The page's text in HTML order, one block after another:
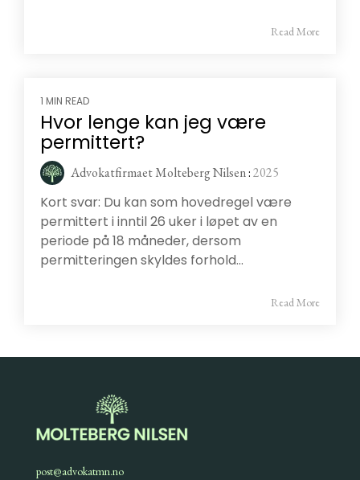
Read More
1 MIN READ
Hvor lenge kan jeg være
permittert?
Advokatfirmaet Molteberg Nilsen:2025
Kort svar: Du kan som hovedregel være
permittert i inntil 26 uker i løpet av en
periode på 18 måneder, dersom
permitteringen skyldes forhold...
Read More
post@advokatmn.no